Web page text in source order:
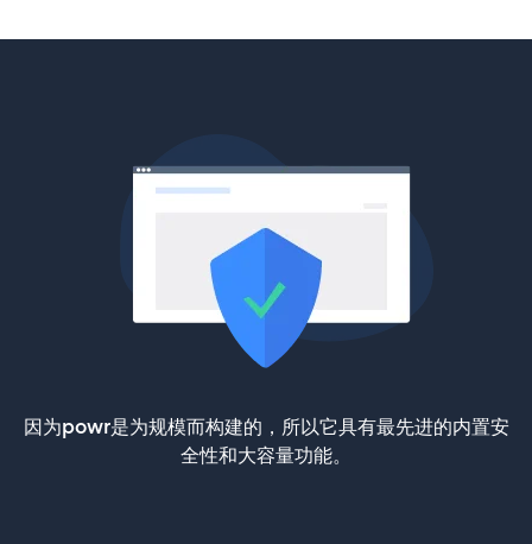
因为powr是为规模而构建的，所以它具有最先进的内置安
全性和大容量功能。